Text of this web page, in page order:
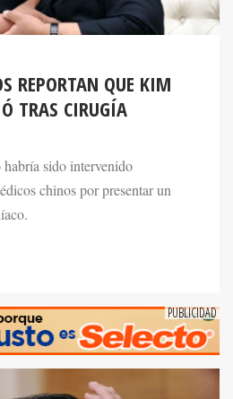
REPORTAN QUE KIM
TRAS CIRUGÍA
sido intervenido
chinos por presentar un